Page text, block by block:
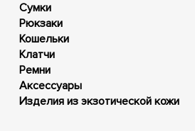
Сумки
Рюкзаки
Кошельки
Клатчи
Ремни
Аксессуары
Изделия из экзотической кожи